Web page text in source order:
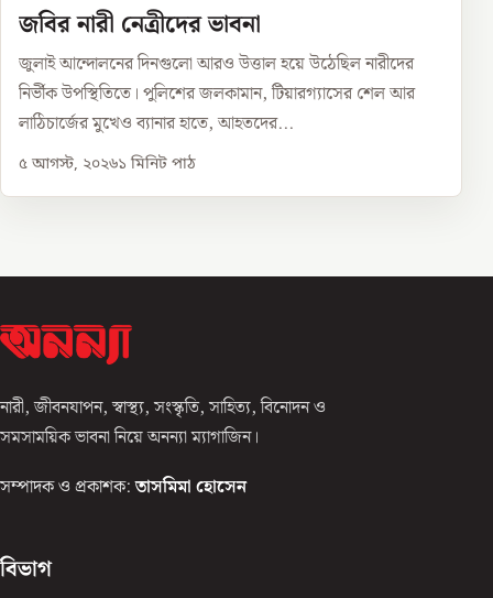
জবির নারী নেত্রীদের ভাবনা
জুলাই আন্দোলনের দিনগুলো আরও উত্তাল হয়ে উঠেছিল নারীদের
নির্ভীক উপস্থিতিতে। পুলিশের জলকামান, টিয়ারগ্যাসের শেল আর
লাঠিচার্জের মুখেও ব্যানার হাতে, আহতদের...
৫ আগস্ট, ২০২৬১ মিনিট পাঠ
নারী, জীবনযাপন, স্বাস্থ্য, সংস্কৃতি, সাহিত্য, বিনোদন ও
সমসাময়িক ভাবনা নিয়ে অনন্যা ম্যাগাজিন।
সম্পাদক ও প্রকাশক: তাসমিমা হোসেন
বিভাগ